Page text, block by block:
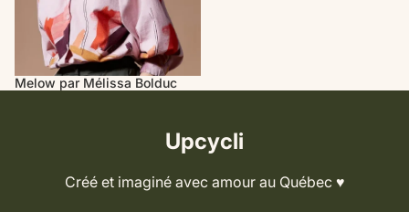
Melow par Mélissa Bolduc
Upcycli
Créé et imaginé avec amour au Québec ♥️